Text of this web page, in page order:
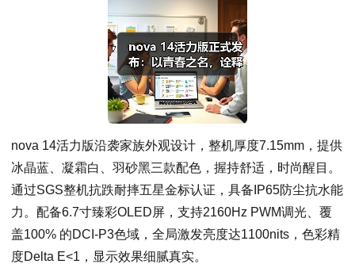
nova 14活力版沿袭家族外观设计，整机厚度7.15mm，提供
冰晶蓝、凝霜白、羽砂黑三款配色，握持舒适，时尚醒目。
通过SGS整机抗跌耐摔五星金标认证，具备IP65防尘抗水能
力。配备6.7寸臻彩OLED屏，支持2160Hz PWM调光、覆
盖100% 的DCI-P3色域，全局激发亮度达1100nits，色彩精
度Delta E<1，显示效果细腻真实。